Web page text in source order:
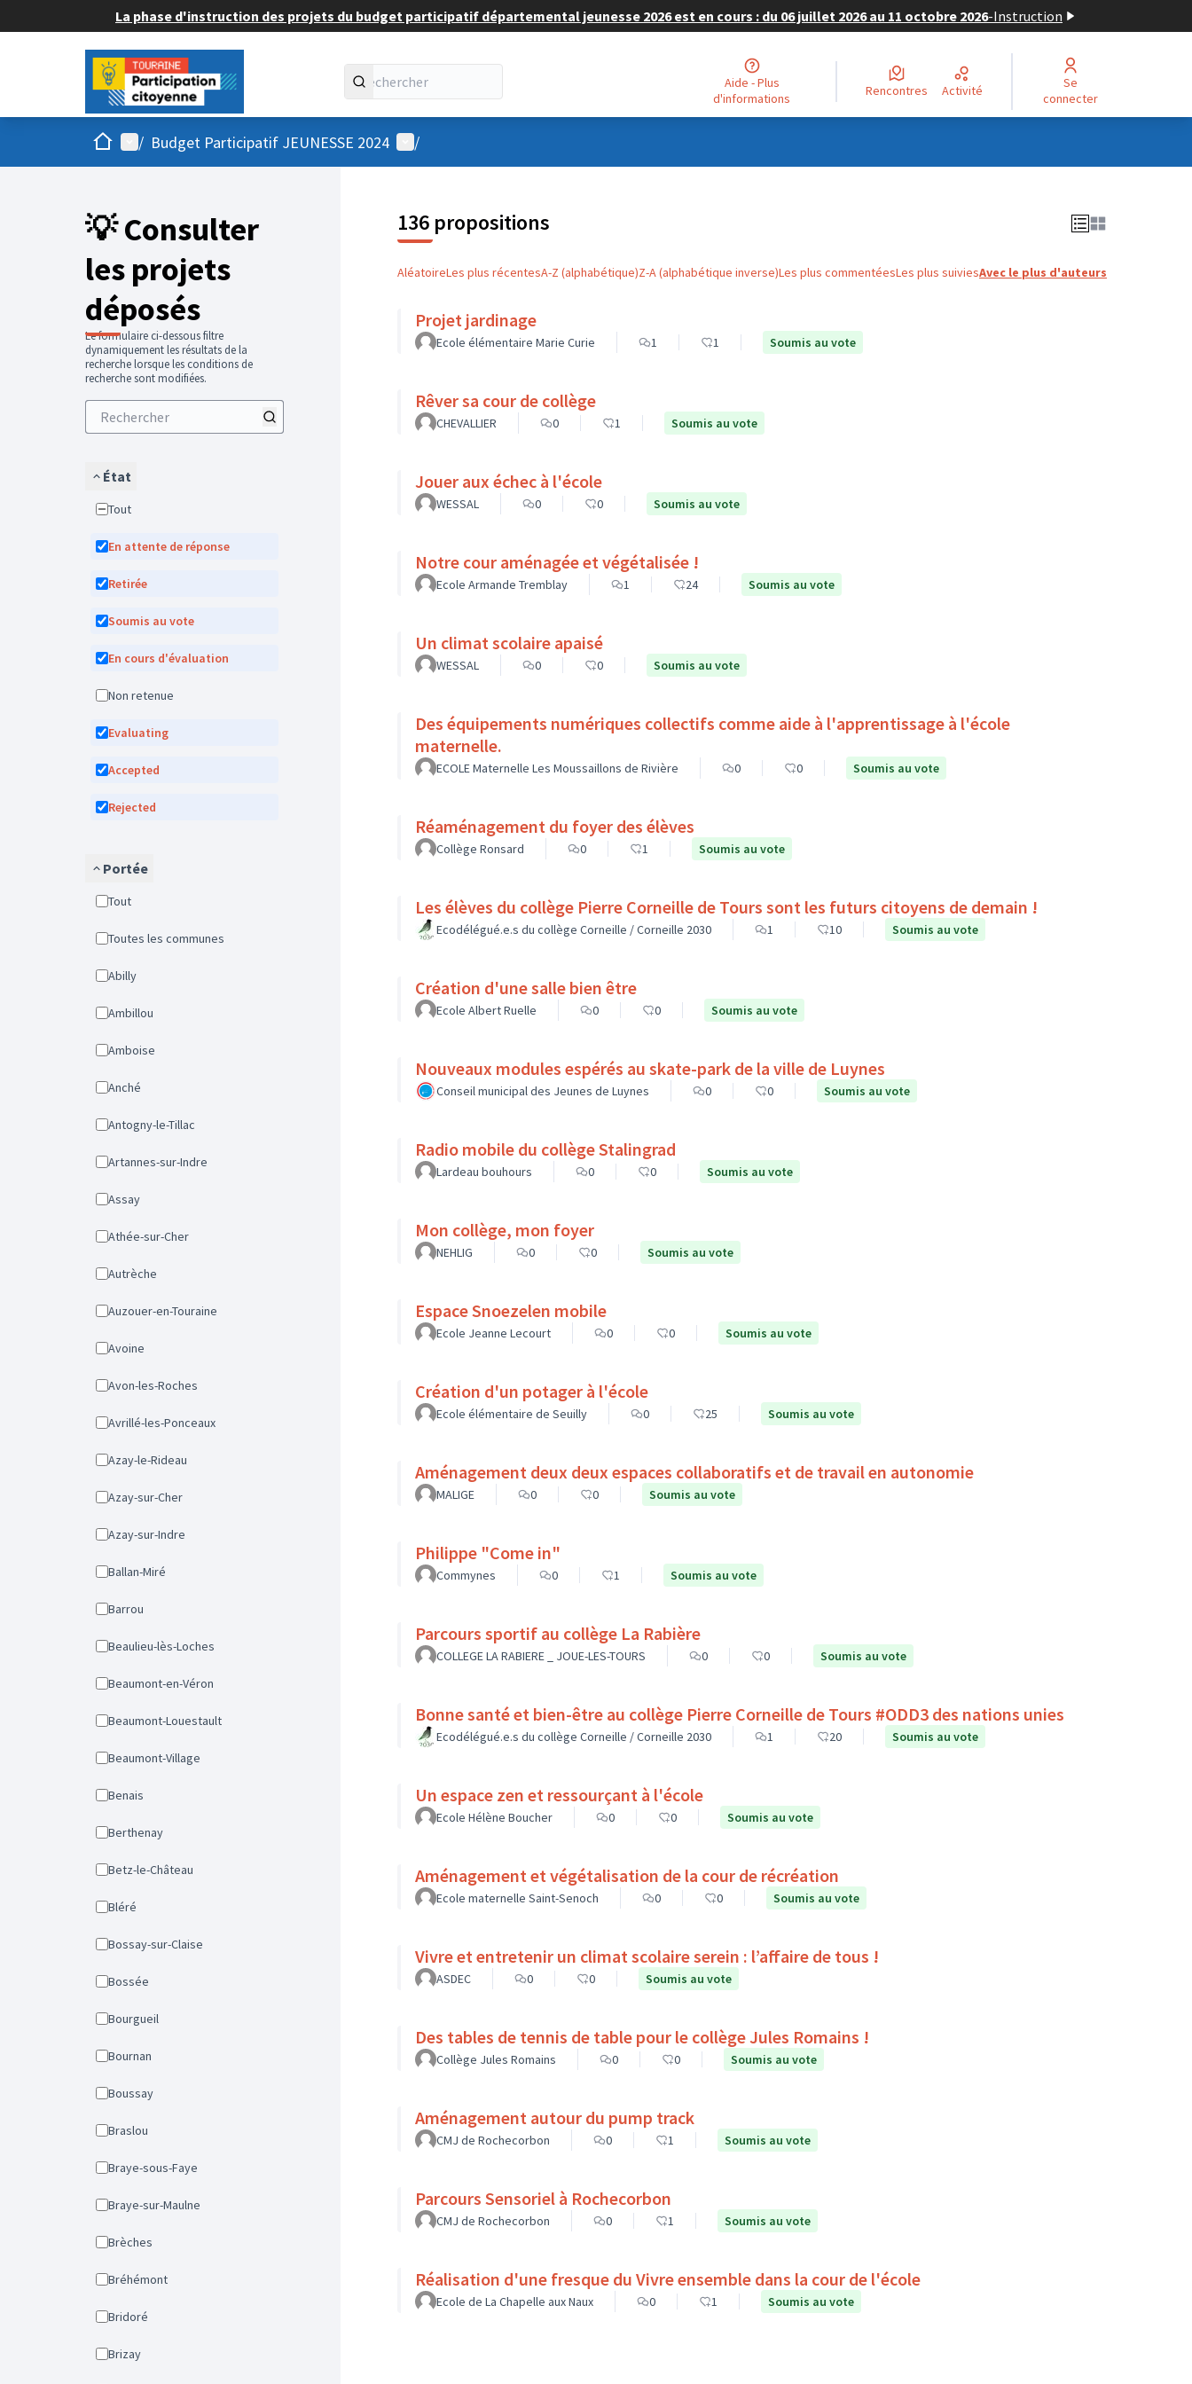
La phase d'instruction des projets du budget participatif départemental jeunesse 2026 est en cours : du 06 juillet 2026 au 11 octobre 2026-Instruction
Aide - Plus
d'informations
Rencontres Activité
Se
connecter
AccueilMenu principal
/ Budget Participatif JEUNESSE 2024 Menu utilisateur
/
💡 Consulter
les projets
déposés
Le formulaire ci-dessous filtre
dynamiquement les résultats de la
recherche lorsque les conditions de
recherche sont modifiées.
État
Tout
En attente de réponse
Retirée
Soumis au vote
En cours d'évaluation
Non retenue
Evaluating
Accepted
Rejected
Portée
Tout
Toutes les communes
Abilly
Ambillou
Amboise
Anché
Antogny-le-Tillac
Artannes-sur-Indre
Assay
Athée-sur-Cher
Autrèche
Auzouer-en-Touraine
Avoine
Avon-les-Roches
Avrillé-les-Ponceaux
Azay-le-Rideau
Azay-sur-Cher
Azay-sur-Indre
Ballan-Miré
Barrou
Beaulieu-lès-Loches
Beaumont-en-Véron
Beaumont-Louestault
Beaumont-Village
Benais
Berthenay
Betz-le-Château
Bléré
Bossay-sur-Claise
Bossée
Bourgueil
Bournan
Boussay
Braslou
Braye-sous-Faye
Braye-sur-Maulne
Brèches
Bréhémont
Bridoré
Brizay
136 propositions
AléatoireLes plus récentesA-Z (alphabétique)Z-A (alphabétique inverse)Les plus commentéesLes plus suiviesAvec le plus d'auteurs
Projet jardinage
Ecole élémentaire Marie Curie 1 1 Soumis au vote
Rêver sa cour de collège
CHEVALLIER 0 1 Soumis au vote
Jouer aux échec à l'école
WESSAL 0 0 Soumis au vote
Notre cour aménagée et végétalisée !
Ecole Armande Tremblay 1 24 Soumis au vote
Un climat scolaire apaisé
WESSAL 0 0 Soumis au vote
Des équipements numériques collectifs comme aide à l'apprentissage à l'école
maternelle.
ECOLE Maternelle Les Moussaillons de Rivière 0 0 Soumis au vote
Réaménagement du foyer des élèves
Collège Ronsard 0 1 Soumis au vote
Les élèves du collège Pierre Corneille de Tours sont les futurs citoyens de demain !
Ecodélégué.e.s du collège Corneille / Corneille 2030 1 10 Soumis au vote
Création d'une salle bien être
Ecole Albert Ruelle 0 0 Soumis au vote
Nouveaux modules espérés au skate-park de la ville de Luynes
Conseil municipal des Jeunes de Luynes 0 0 Soumis au vote
Radio mobile du collège Stalingrad
Lardeau bouhours 0 0 Soumis au vote
Mon collège, mon foyer
NEHLIG 0 0 Soumis au vote
Espace Snoezelen mobile
Ecole Jeanne Lecourt 0 0 Soumis au vote
Création d'un potager à l'école
Ecole élémentaire de Seuilly 0 25 Soumis au vote
Aménagement deux deux espaces collaboratifs et de travail en autonomie
MALIGE 0 0 Soumis au vote
Philippe "Come in"
Commynes 0 1 Soumis au vote
Parcours sportif au collège La Rabière
COLLEGE LA RABIERE _ JOUE-LES-TOURS 0 0 Soumis au vote
Bonne santé et bien-être au collège Pierre Corneille de Tours #ODD3 des nations unies
Ecodélégué.e.s du collège Corneille / Corneille 2030 1 20 Soumis au vote
Un espace zen et ressourçant à l'école
Ecole Hélène Boucher 0 0 Soumis au vote
Aménagement et végétalisation de la cour de récréation
Ecole maternelle Saint-Senoch 0 0 Soumis au vote
Vivre et entretenir un climat scolaire serein : l’affaire de tous !
ASDEC 0 0 Soumis au vote
Des tables de tennis de table pour le collège Jules Romains !
Collège Jules Romains 0 0 Soumis au vote
Aménagement autour du pump track
CMJ de Rochecorbon 0 1 Soumis au vote
Parcours Sensoriel à Rochecorbon
CMJ de Rochecorbon 0 1 Soumis au vote
Réalisation d'une fresque du Vivre ensemble dans la cour de l'école
Ecole de La Chapelle aux Naux 0 1 Soumis au vote